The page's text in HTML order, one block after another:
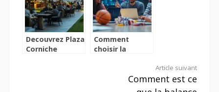
Decouvrez Plaza
Corniche
Comment
choisir la
paris sportifs :
Article suivant
Comment est ce